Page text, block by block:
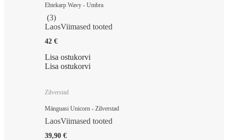
Ehtekarp Wavy - Umbra
(3)
LaosViimased tooted
42 €
Lisa ostukorvi
Lisa ostukorvi
Zilverstad
Mänguasi Unicorn - Zilverstad
LaosViimased tooted
39,90 €